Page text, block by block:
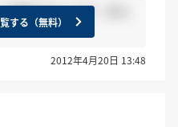
連絡きましたが、祈ら
する（無料）
2012年4月20日 13:48